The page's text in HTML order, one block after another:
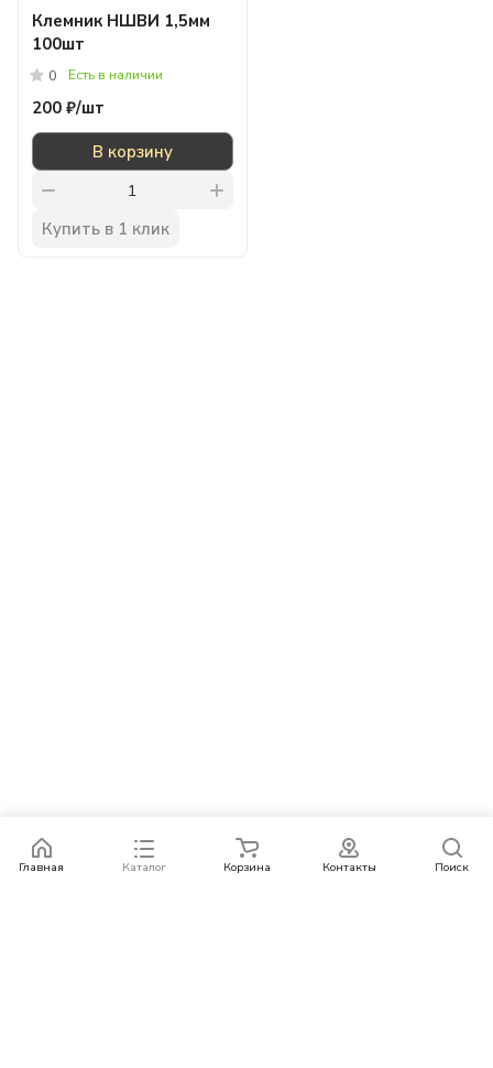
Клемник НШВИ 1,5мм
100шт
0 Есть в наличии
200 ₽/шт
В корзину
Купить в 1 клик
Главная Каталог Корзина Контакты Поиск